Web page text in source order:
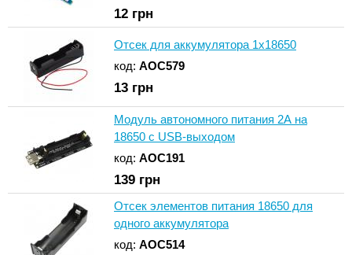
12 грн
Отсек для аккумулятора 1x18650
код: AOC579
13 грн
Модуль автономного питания 2А на
18650 с USB-выходом
код: AOC191
139 грн
Отсек элементов питания 18650 для
одного аккумулятора
код: AOC514